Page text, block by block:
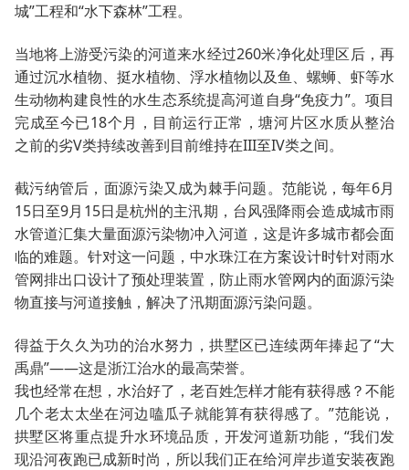
城”工程和“水下森林”工程。
当地将上游受污染的河道来水经过260米净化处理区后，再
通过沉水植物、挺水植物、浮水植物以及鱼、螺蛳、虾等水
生动物构建良性的水生态系统提高河道自身“免疫力”。项目
完成至今已18个月，目前运行正常，塘河片区水质从整治
之前的劣V类持续改善到目前维持在III至IV类之间。
截污纳管后，面源污染又成为棘手问题。范能说，每年6月
15日至9月15日是杭州的主汛期，台风强降雨会造成城市雨
水管道汇集大量面源污染物冲入河道，这是许多城市都会面
临的难题。针对这一问题，中水珠江在方案设计时针对雨水
管网排出口设计了预处理装置，防止雨水管网内的面源污染
物直接与河道接触，解决了汛期面源污染问题。
得益于久久为功的治水努力，拱墅区已连续两年捧起了“大
禹鼎”——这是浙江治水的最高荣誉。
我也经常在想，水治好了，老百姓怎样才能有获得感？不能
几个老太太坐在河边嗑瓜子就能算有获得感了。”范能说，
拱墅区将重点提升水环境品质，开发河道新功能，“我们发
现沿河夜跑已成新时尚，所以我们正在给河岸步道安装夜跑